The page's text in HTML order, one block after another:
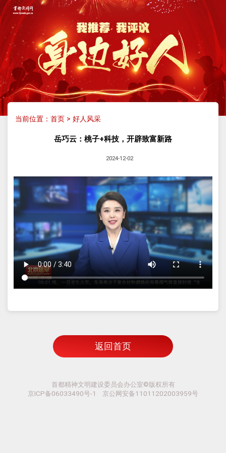
当前位置： 首页> 好人风采
岳巧云：桃子+科技，开辟致富新路
2024-12-02
返回首页
首都精神文明建设委员会办公室©版权所有
京ICP备06033490号-1 京公网安备11011202003959号